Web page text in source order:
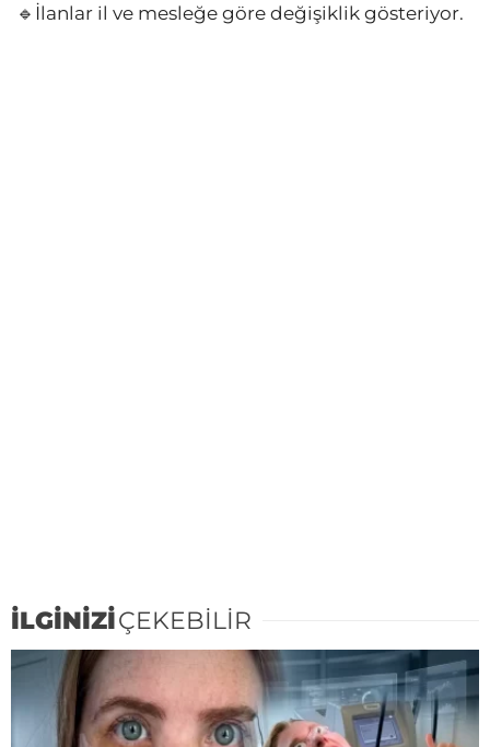
🔹İlanlar il ve mesleğe göre değişiklik gösteriyor.
İLGİNİZİÇEKEBİLİR